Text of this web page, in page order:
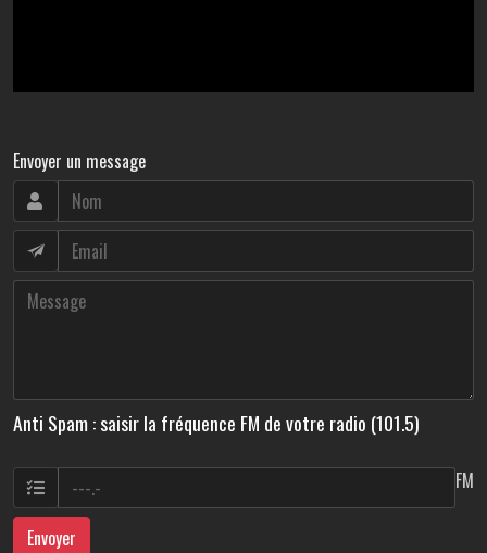
Envoyer un message
Anti Spam : saisir la fréquence FM de votre radio (101.5)
FM
Envoyer